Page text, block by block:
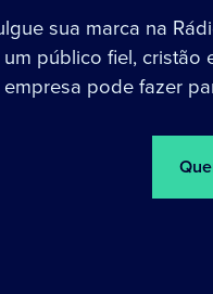
sua marca na
público fiel, cristão
empresa pode fazer